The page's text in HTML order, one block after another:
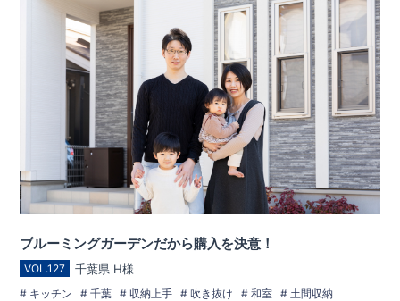
ブルーミングガーデンだから購入を決意！
VOL.127 千葉県 H様
キッチン 千葉 収納上手 吹き抜け 和室
土間収納